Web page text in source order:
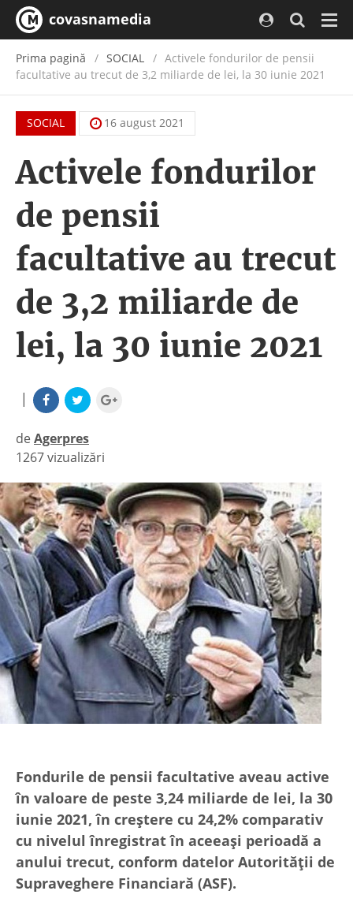
covasnamedia
Prima pagină SOCIAL
Activele fondurilor de pensii
facultative au trecut de 3,2 miliarde de lei, la 30 iunie 2021
SOCIAL 16 august 2021
Activele fondurilor
de pensii
facultative au trecut
de 3,2 miliarde de
lei, la 30 iunie 2021
|
deAgerpres
|
1267 vizualizări
Fondurile de pensii facultative aveau active
în valoare de peste 3,24 miliarde de lei, la 30
iunie 2021, în creştere cu 24,2% comparativ
cu nivelul înregistrat în aceeaşi perioadă a
anului trecut, conform datelor Autorităţii de
Supraveghere Financiară (ASF).